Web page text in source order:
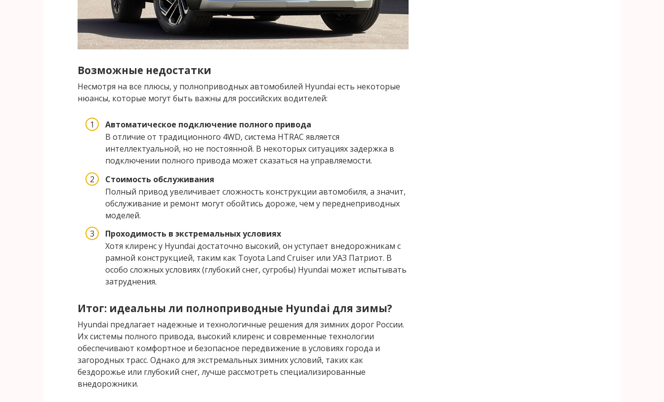
Возможные недостатки
Несмотря на все плюсы, у полноприводных автомобилей Hyundai есть некоторые
нюансы, которые могут быть важны для российских водителей:
Автоматическое подключение полного привода
В отличие от традиционного 4WD, система HTRAC является
интеллектуальной, но не постоянной. В некоторых ситуациях задержка в
подключении полного привода может сказаться на управляемости.
Стоимость обслуживания
Полный привод увеличивает сложность конструкции автомобиля, а значит,
обслуживание и ремонт могут обойтись дороже, чем у переднеприводных
моделей.
Проходимость в экстремальных условиях
Хотя клиренс у Hyundai достаточно высокий, он уступает внедорожникам с
рамной конструкцией, таким как Toyota Land Cruiser или УАЗ Патриот. В
особо сложных условиях (глубокий снег, сугробы) Hyundai может испытывать
затруднения.
Итог: идеальны ли полноприводные Hyundai для зимы?
Hyundai предлагает надежные и технологичные решения для зимних дорог России.
Их системы полного привода, высокий клиренс и современные технологии
обеспечивают комфортное и безопасное передвижение в условиях города и
загородных трасс. Однако для экстремальных зимних условий, таких как
бездорожье или глубокий снег, лучше рассмотреть специализированные
внедорожники.